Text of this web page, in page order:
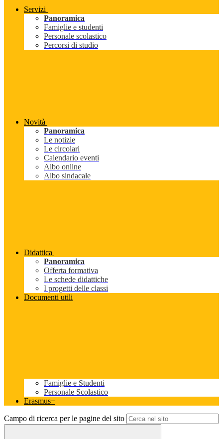
Servizi
Panoramica
Famiglie e studenti
Personale scolastico
Percorsi di studio
Novità
Panoramica
Le notizie
Le circolari
Calendario eventi
Albo online
Albo sindacale
Didattica
Panoramica
Offerta formativa
Le schede didattiche
I progetti delle classi
Documenti utili
Famiglie e Studenti
Personale Scolastico
Erasmus+
Campo di ricerca per le pagine del sito